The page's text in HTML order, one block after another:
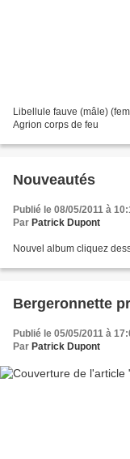
Libellule fauve (mâle)
Agrion corps de feu
Nouveautés
Publié le 08/05/2011 à
Par Patrick Dupont
Nouvel album cliquez
Bergeronnette
Publié le 05/05/2011 à
Par Patrick Dupont